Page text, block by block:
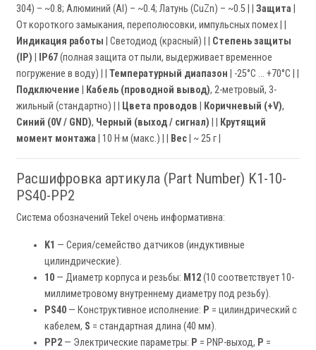
304) – ~0.8; Алюминий (Al) – ~0.4; Латунь (CuZn) – ~0.5 | | Защита
От короткого замыкания, переполюсовки, импульсных помех | |
Индикация работы | Светодиод (красный) | | Степень защиты
(IP)
IP67(полная защита от пыли, выдерживает временное
погружение в воду) | | Температурный диапазон | -25°C ... +70°C | |
Подключение
Кабель (проводной вывод), 2-метровый, 3-
жильный (стандартно) | |
Цвета проводов Коричневый (+V),
Синий (0V / GND), Черный (выход / сигнал)
Крутящий
момент монтажа | 10 Н·м (макс.) | | Вес | ~ 25 г |
Расшифровка артикула (Part Number) K1-10-
PS40-PP2
Система обозначений Tekel очень информативна:
K1 — Серия/семейство датчиков (индуктивные
цилиндрические).
10 — Диаметр корпуса и резьбы: M12(10 соответствует 10-
миллиметровому внутреннему диаметру под резьбу).
PS40 — Конструктивное исполнение: P = цилиндрический с
кабелем, S = стандартная длина (40 мм).
PP2 — Электрические параметры: P = PNP-выход, P =